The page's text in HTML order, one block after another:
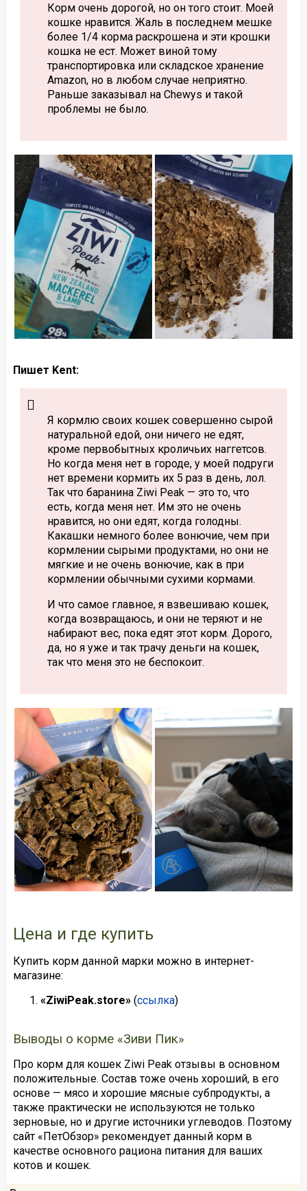
Корм очень дорогой, но он того стоит. Моей
кошке нравится. Жаль в последнем мешке
более 1/4 корма раскрошена и эти крошки
кошка не ест. Может виной тому
транспортировка или складское хранение
Amazon, но в любом случае неприятно.
Раньше заказывал на Chewys и такой
проблемы не было.
Пишет Kent:
Я кормлю своих кошек совершенно сырой
натуральной едой, они ничего не едят,
кроме первобытных кроличьих наггетсов.
Но когда меня нет в городе, у моей подруги
нет времени кормить их 5 раз в день, лол.
Так что баранина Ziwi Peak — это то, что
есть, когда меня нет. Им это не очень
нравится, но они едят, когда голодны.
Какашки немного более вонючие, чем при
кормлении сырыми продуктами, но они не
мягкие и не очень вонючие, как в при
кормлении обычными сухими кормами.
И что самое главное, я взвешиваю кошек,
когда возвращаюсь, и они не теряют и не
набирают вес, пока едят этот корм. Дорого,
да, но я уже и так трачу деньги на кошек,
так что меня это не беспокоит.
Цена и где купить
Купить корм данной марки можно в интернет-
магазине:
«ZiwiPeak.store»(ссылка)
Выводы о корме «Зиви Пик»
Про корм для кошек Ziwi Peak отзывы в основном
положительные. Состав тоже очень хороший, в его
основе — мясо и хорошие мясные субпродукты, а
также практически не используются не только
зерновые, но и другие источники углеводов. Поэтому
сайт «ПетОбзор» рекомендует данный корм в
качестве основного рациона питания для ваших
котов и кошек.